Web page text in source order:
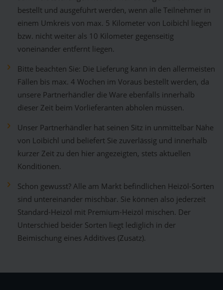
bestellt und ausgeführt werden, wenn alle Teilnehmer in
einem Umkreis von max. 5 Kilometer von Loibichl liegen
bzw. nicht weiter als 10 Kilometer gegenseitig
voneinander entfernt liegen.
Bitte beachten Sie: Die Lieferung kann in den allermeisten
Fällen bis max. 4 Wochen im Voraus bestellt werden, da
unsere Partnerhändler die Ware ebenfalls innerhalb
dieser Zeit beim Vorlieferanten abholen müssen.
Unser Partnerhändler hat seinen Sitz in unmittelbar Nähe
von Loibichl und beliefert Sie zuverlässig und innerhalb
kurzer Zeit zu den hier angezeigten, stets aktuellen
Konditionen.
Schon gewusst? Alle am Markt befindlichen Heizöl-Sorten
sind untereinander mischbar. Sie können also jederzeit
Standard-Heizöl mit Premium-Heizöl mischen. Der
Unterschied beider Sorten liegt lediglich in der
Beimischung eines Additives (Zusatz).